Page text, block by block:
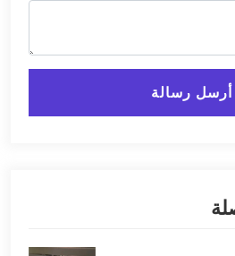
أرسل رسالة